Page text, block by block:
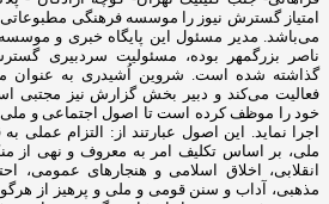
امتیاز گسترش نیوز را موسسه فرهنگی
می‌باشد. مدیر مسئول این پایگاه خبری و
ناصر بزرگمهر بوده، مسئولیت سردبیری
گذاشته شده است. شروین اُشیدری به عنوان
فعالیت می‌کند و دبیر بخش گزارش نیز مجتبی
خود را موظف کرده است تا اصول اجتماعی و ملی
اجرا نماید. این اصول عبارتند از: التزام عملی
ملی، بر اساس تکلیف امر به‌ معروف و نهی از
انقلابی، اخلاق اسلامی و هنجارهای عمومی،
مذهبی، آداب و سنن قومی و ملی و ‌پرهیز از